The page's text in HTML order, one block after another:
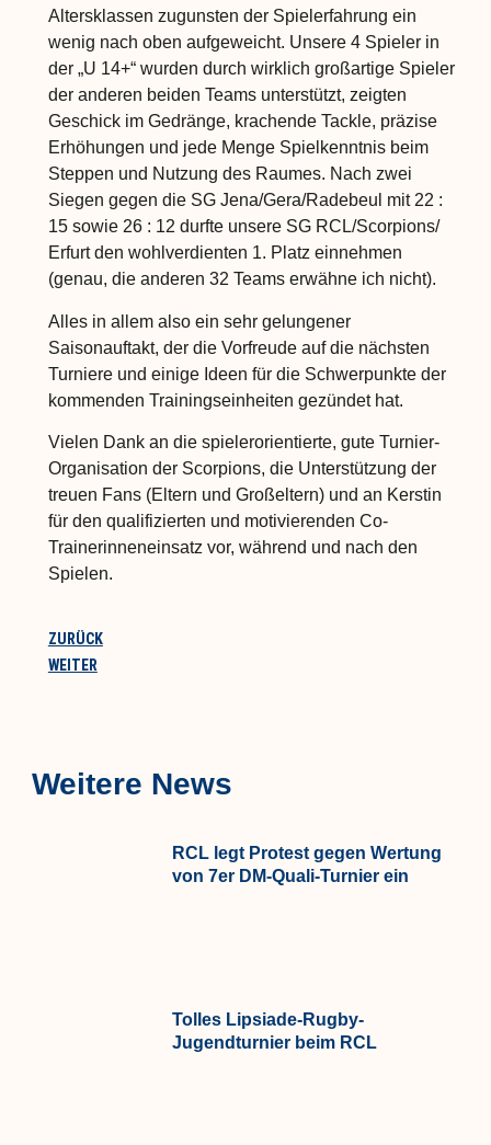
Altersklassen zugunsten der Spielerfahrung ein
wenig nach oben aufgeweicht. Unsere 4 Spieler in
der „U 14+“ wurden durch wirklich großartige Spieler
der anderen beiden Teams unterstützt, zeigten
Geschick im Gedränge, krachende Tackle, präzise
Erhöhungen und jede Menge Spielkenntnis beim
Steppen und Nutzung des Raumes. Nach zwei
Siegen gegen die SG Jena/Gera/Radebeul mit 22 :
15 sowie 26 : 12 durfte unsere SG RCL/Scorpions/
Erfurt den wohlverdienten 1. Platz einnehmen
(genau, die anderen 32 Teams erwähne ich nicht).
Alles in allem also ein sehr gelungener
Saisonauftakt, der die Vorfreude auf die nächsten
Turniere und einige Ideen für die Schwerpunkte der
kommenden Trainingseinheiten gezündet hat.
Vielen Dank an die spielerorientierte, gute Turnier-
Organisation der Scorpions, die Unterstützung der
treuen Fans (Eltern und Großeltern) und an Kerstin
für den qualifizierten und motivierenden Co-
Trainerinneneinsatz vor, während und nach den
Spielen.
ZURÜCK
WEITER
Weitere News
RCL legt Protest gegen Wertung
von 7er DM-Quali-Turnier ein
Tolles Lipsiade-Rugby-
Jugendturnier beim RCL